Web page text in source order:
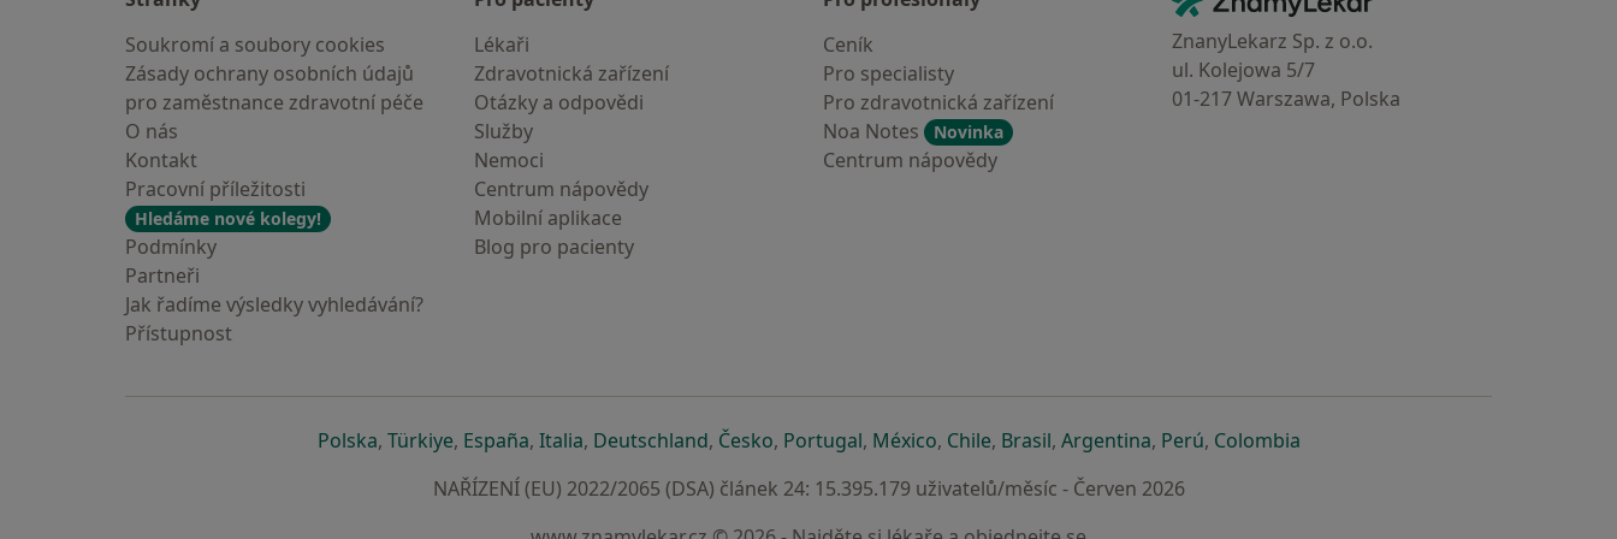
Soukromí a soubory cookies
Zásady ochrany osobních údajů
pro zaměstnance zdravotní péče
O nás
Kontakt
Pracovní příležitosti
Hledáme nové kolegy!
Podmínky
Partneři
Jak řadíme výsledky vyhledávání?
Přístupnost
Lékaři
Zdravotnická zařízení
Otázky a odpovědi
Služby
Nemoci
Centrum nápovědy
Mobilní aplikace
Blog pro pacienty
Ceník
Pro specialisty
Pro zdravotnická zařízení
Noa Notes
Novinka
Centrum nápovědy
ZnanyLekarz Sp. z o.o.
ul. Kolejowa 5/7
01-217 Warszawa, Polska
Polskase otevře v nové záložce
, Türkiyese otevře v nové záložce
, Españase otevře v nové záložce
, Italiase otevře v nové záložce
, Deutschlandse otevře v nové záložce
, Českose otevře v nové záložce
, Portugalse otevře v nové záložce
, Méxicose otevře v nové záložce
, Chilese otevře v nové záložce
, Brasilse otevře v nové záložce
, Argentinase otevře v nové záložce
, Perúse otevře v nové záložce
, Colombiase otevře v nové záložce
NAŘÍZENÍ (EU) 2022/2065 (DSA) článek 24: 15.395.179 uživatelů/měsíc - Červen 2026